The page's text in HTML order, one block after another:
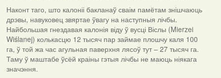
Наконт таго, што калоніі бакланаў сваім памётам знішчаюць
дрэвы, навуковец звяртае ўвагу на наступныя лічбы.
Найбольшая гнездавая калонія віду ў вусці Віслы (Mierzei
Wiślanej) колькасцю 12 тысяч пар займае плошчу каля 100
га, ў той жа час агульная паверхня лясоў тут – 27 тысяч га.
Таму ў маштабе ўсёй краіны гэтыя лічбы не маюць ніякага
значэння.